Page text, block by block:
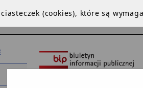
(cookies), które są